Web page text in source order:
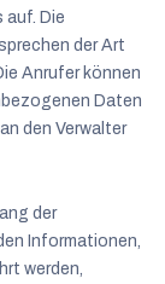
auf. Die
der Art
Anrufer können
Daten
den Verwalter
der
Informationen,
werden,